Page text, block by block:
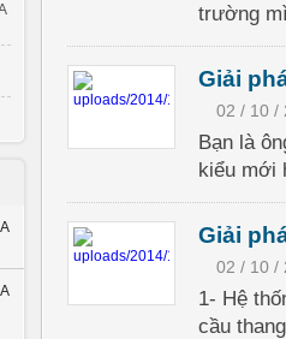
trường
Giải
02 / 10 /
Bạn là
kiểu mới
Giải
02 / 10 /
1- Hệ
cầu